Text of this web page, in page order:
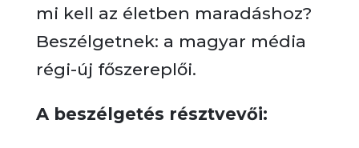
mi kell az életben maradáshoz?
Beszélgetnek: a magyar média
régi-új főszereplői.
A beszélgetés résztvevői: